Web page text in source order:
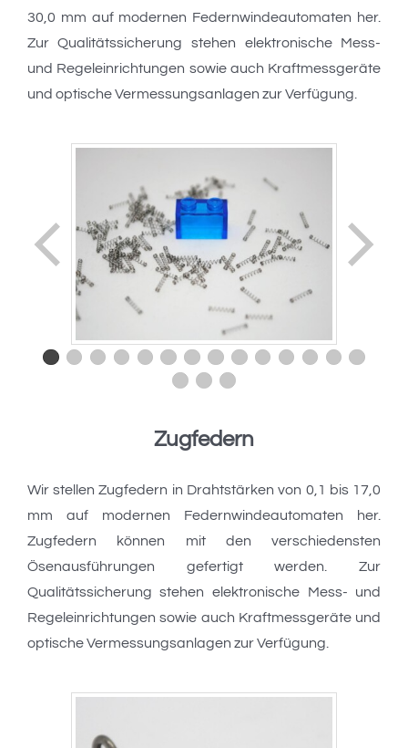
30,0 mm auf modernen Federnwindeautomaten her.
Zur Qualitätssicherung stehen elektronische Mess-
und Regeleinrichtungen sowie auch Kraftmessgeräte
und optische Vermessungsanlagen zur Verfügung.
Zugfedern
Wir stellen Zugfedern in Drahtstärken von 0,1 bis 17,0
mm auf modernen Federnwindeautomaten her.
Zugfedern können mit den verschiedensten
Ösenausführungen gefertigt werden. Zur
Qualitätssicherung stehen elektronische Mess- und
Regeleinrichtungen sowie auch Kraftmessgeräte und
optische Vermessungsanlagen zur Verfügung.